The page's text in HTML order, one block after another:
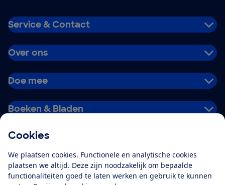
Cookies
We plaatsen cookies. Functionele en analytische cookies
plaatsen we altijd. Deze zijn noodzakelijk om bepaalde
functionaliteiten goed te laten werken en gebruik te kunnen
Service & Contact
Over ons
Doe mee
Boeken & Bladen